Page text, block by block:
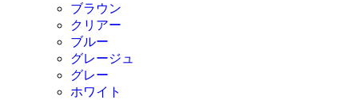
ブラウン
クリアー
ブルー
グレージュ
グレー
ホワイト